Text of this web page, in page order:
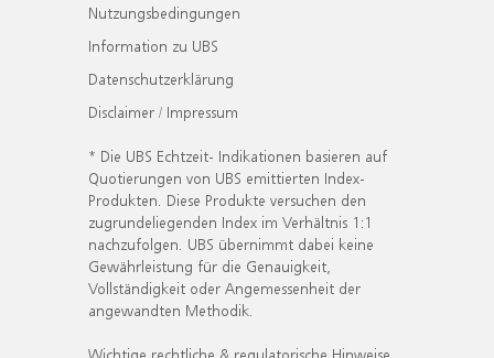
Nutzungsbedingungen
Information zu UBS
Datenschutzerklärung
Disclaimer / Impressum
* Die UBS Echtzeit- Indikationen basieren auf
Quotierungen von UBS emittierten Index-
Produkten. Diese Produkte versuchen den
zugrundeliegenden Index im Verhältnis 1:1
nachzufolgen. UBS übernimmt dabei keine
Gewährleistung für die Genauigkeit,
Vollständigkeit oder Angemessenheit der
angewandten Methodik.